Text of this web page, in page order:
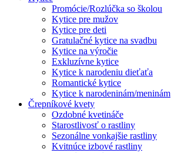
Promócie/Rozlúčka so školou
Kytice pre mužov
Kytice pre deti
Gratulačné kytice na svadbu
Kytice na výročie
Exkluzívne kytice
Kytice k narodeniu dieťaťa
Romantické kytice
Kytice k narodeninám/meninám
Črepníkové kvety
Ozdobné kvetináče
Starostlivosť o rastliny
Sezonálne vonkajšie rastliny
Kvitnúce izbové rastliny